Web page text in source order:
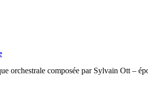
orchestrale composée par Sylvain Ott –